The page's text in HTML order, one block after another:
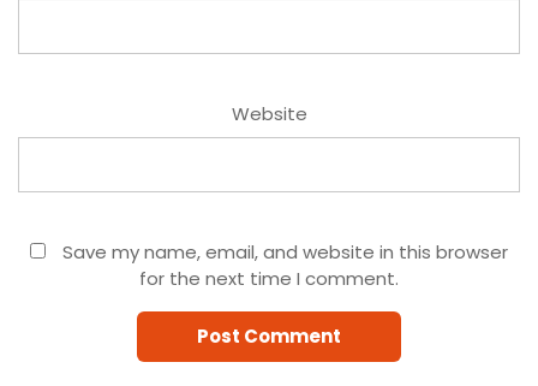
Website
Save my name, email, and website in this browser
for the next time I comment.